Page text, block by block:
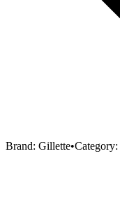
Brand: Gillette•Category: